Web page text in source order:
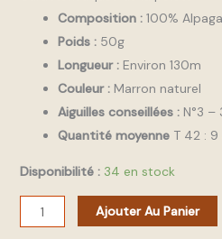
Composition :100% Alpaga
Poids :50g
Longueur :Environ 130m
Couleur :Marron naturel
Aiguilles conseillées :N°3 –
Quantité moyenneT 42 : 9
Disponibilité : 34 en stock
Ajouter Au Panier